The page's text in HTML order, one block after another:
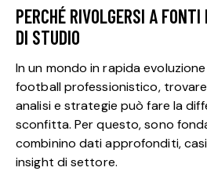
PERCHÉ RIVOLGERSI A
DI STUDIO
In un mondo in rapida
football professionistico,
analisi e strategie può fare la
sconfitta. Per questo, sono
combinino dati approfonditi,
insight di settore.